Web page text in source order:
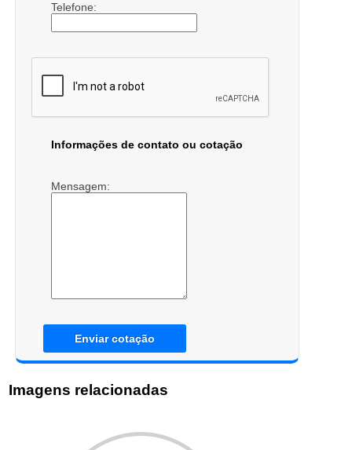
Telefone:
Informações de contato ou cotação
Mensagem:
Enviar cotação
Imagens relacionadas